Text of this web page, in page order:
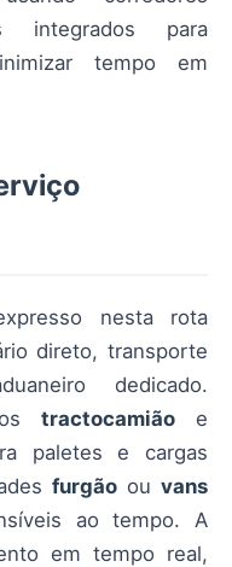
integrados para
tempo em
nesta rota
direto, transporte
dedicado.
tractocamião e
paletes e cargas
furgão ou vans
ao tempo. A
em tempo real,